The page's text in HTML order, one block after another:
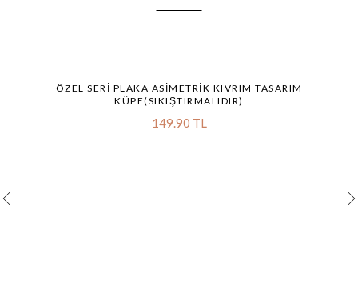
ÖZEL SERI PLAKA ASIMETRIK KIVRIM TASARIM
KÜPE(SIKIŞTIRMALIDIR)
149.90 TL